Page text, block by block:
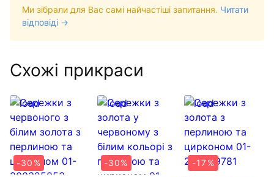
Ми зібрали для Вас самі найчастіші запитання. Читати
відповіді →
Схожі прикраси
-30%
-30%
-17%